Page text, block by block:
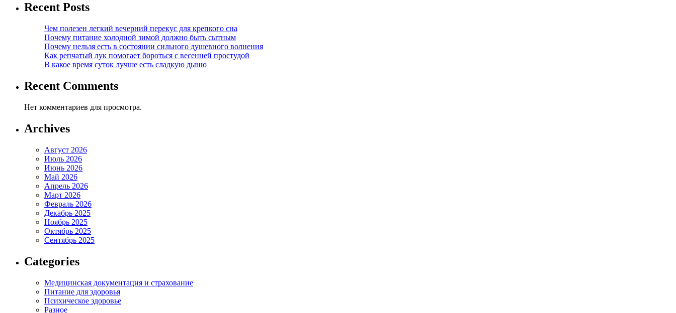
Recent Posts
Чем полезен легкий вечерний перекус для крепкого сна
Почему питание холодной зимой должно быть сытным
Почему нельзя есть в состоянии сильного душевного волнения
Как репчатый лук помогает бороться с весенней простудой
В какое время суток лучше есть сладкую дыню
Recent Comments
Нет комментариев для просмотра.
Archives
Август 2026
Июль 2026
Июнь 2026
Май 2026
Апрель 2026
Март 2026
Февраль 2026
Декабрь 2025
Ноябрь 2025
Октябрь 2025
Сентябрь 2025
Categories
Медицинская документация и страхование
Питание для здоровья
Психическое здоровье
Разное